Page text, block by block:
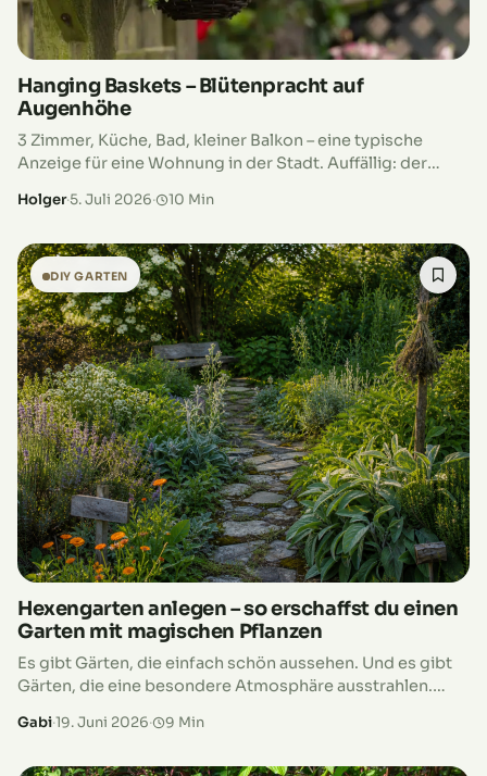
Hanging Baskets – Blütenpracht auf
Augenhöhe
3 Zimmer, Küche, Bad, kleiner Balkon – eine typische
Anzeige für eine Wohnung in der Stadt. Auffällig: der
Balkon…
Holger·5. Juli 2026· 10 Min
DIY GARTEN
Hexengarten anlegen – so erschaffst du einen
Garten mit magischen Pflanzen
Es gibt Gärten, die einfach schön aussehen. Und es gibt
Gärten, die eine besondere Atmosphäre ausstrahlen.
liegt, Bienen zwischen blühenden…
Gabi·19. Juni 2026· 9 Min